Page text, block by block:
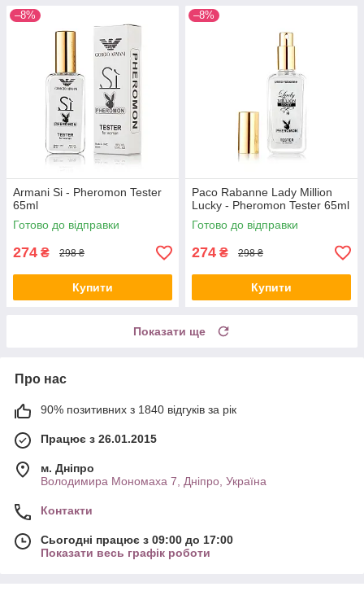
–8%
Armani Si - Pheromon Tester
65ml
Готово до відправки
274 ₴ 298 ₴
Купити
–8%
Paco Rabanne Lady Million
Lucky - Pheromon Tester 65ml
Готово до відправки
274 ₴ 298 ₴
Купити
Показати ще
Про нас
90% позитивних з 1840 відгуків за рік
Працює з 26.01.2015
м. Дніпро
Володимира Мономаха 7, Дніпро, Україна
Контакти
Сьогодні працює з 09:00 до 17:00
Показати весь графік роботи